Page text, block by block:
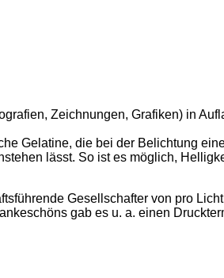
Zeichnungen, Grafiken) in
Gelatine, die bei der Belichtung
lässt. So ist es möglich,
Gesellschafter von pro
gab es u. a. einen